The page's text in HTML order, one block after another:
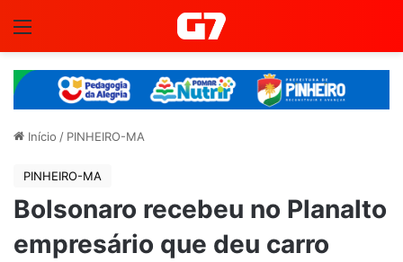
Início / PINHEIRO-MA
PINHEIRO-MA
Bolsonaro recebeu no Planalto
empresário que deu carro